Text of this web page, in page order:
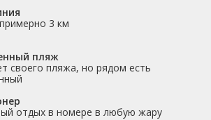
3 км
пляж
своего пляжа, но рядом есть
отдых в номере в любую жару